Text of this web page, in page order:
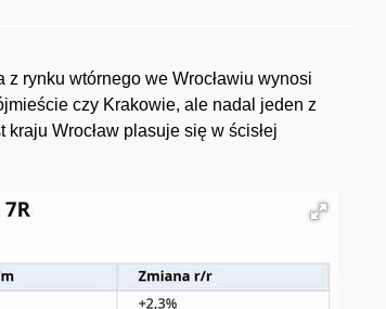
rynku wtórnego we Wrocławiu wynosi
czy Krakowie, ale nadal jeden z
Wrocław plasuje się w ścisłej